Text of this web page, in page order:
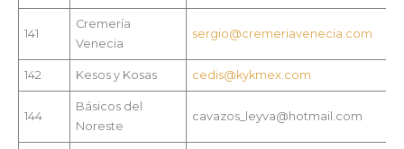
141
Cremería
Venecia
sergio@cremeriavenecia.com
142 Kesos y Kosas cedis@kykmex.com
144
Básicos del
Noreste
cavazos_leyva@hotmail.com